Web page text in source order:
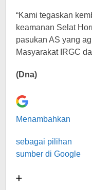
“Kami tegaskan
keamanan Selat
pasukan AS yang
Masyarakat IRGC
(Dna)
Menambahkan
sebagai pilihan
sumber di Google